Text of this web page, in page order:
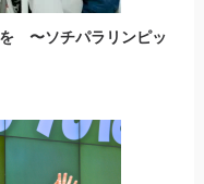
〜ソチパラリンピッ